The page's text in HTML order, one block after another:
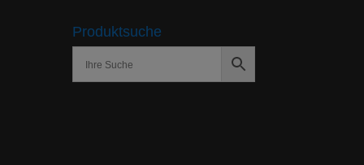
Produktsuche